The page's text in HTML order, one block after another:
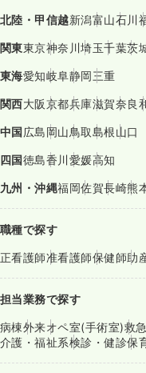
北陸・甲信越新潟富山石川
関東東京神奈川埼玉千葉茨
東海愛知岐阜静岡三重
関西大阪京都兵庫滋賀奈良
中国広島岡山鳥取島根山口
四国徳島香川愛媛高知
九州・沖縄福岡佐賀長崎熊
職種で探す
正看護師准看護師保健師助
担当業務で探す
病棟外来オペ室(手術室)救
介護・福祉系検診・健診保